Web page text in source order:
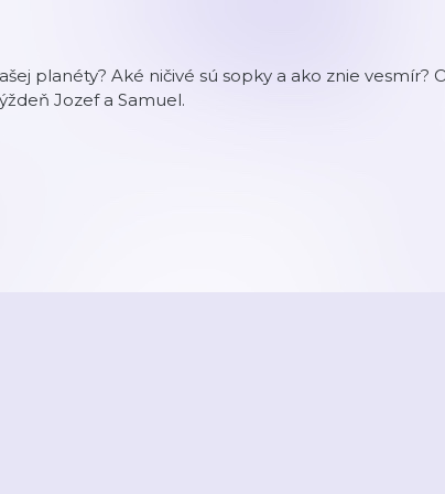
planéty? Aké ničivé sú sopky a ako znie vesmír?
Jozef a Samuel.